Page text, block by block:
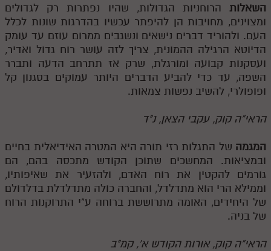
השאלות הרוחניות הגדולות, שהיו נפתרות רק לגדולים
ומצוינים, מחויבות הן להיפתר עכשיו בהדרגות שונות לכלל
העם. ולהוריד דברים נישאים ונשגבים ממרום עוזם עד עומק
הדיוטא הרגילה ההמונית, צריך לזה עושר רוח גדול ואדיר,
ועסקנות קבועה ומורגלת, שרק אז תתרחב הדעה ותברר
השפה, עד כדי להביע הדברים היותר עמוקים בסגנון קל
ופופולרי, להשיב נפשות צמאות.
הראי"ה קוק, עקבי הצאן, נ"ד
המגמה של התגלות רזי תורה היא המטרה האידיאלית בחיים
ובמציאות. המחשכים שתוכן הקודש מתכסה בהם, הם
גורמים להקטין את רוח האדם, ולהזעיר את שאיפותיו,
וממילא הרי הוא מתדלדל, והחברה כולה מתדלדלת בדלדולם
של היחידים, האומה מתרוששת ברוחה ע"י התרוקנות הרוח
של בניה.
הראי"ה קוק, אורות הקודש א', קמ"ב